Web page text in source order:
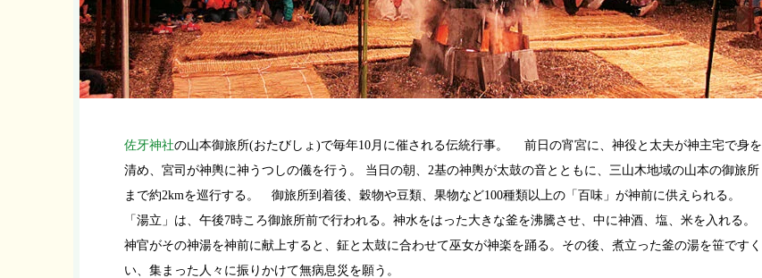
佐牙神社の山本御旅所(おたびしょ)で毎年10月に催される伝統行事。 前日の宵宮に、神役と太夫が神主宅で身を
清め、宮司が神輿に神うつしの儀を行う。 当日の朝、2基の神輿が太鼓の音とともに、三山木地域の山本の御旅所
まで約2kmを巡行する。 御旅所到着後、穀物や豆類、果物など100種類以上の「百味」が神前に供えられる。
「湯立」は、午後7時ころ御旅所前で行われる。神水をはった大きな釜を沸騰させ、中に神酒、塩、米を入れる。
神官がその神湯を神前に献上すると、鉦と太鼓に合わせて巫女が神楽を踊る。その後、煮立った釜の湯を笹ですく
い、集まった人々に振りかけて無病息災を願う。